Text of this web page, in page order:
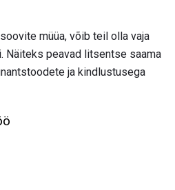
müüa, võib teil olla vaja
peavad litsentse saama
ja kindlustusega